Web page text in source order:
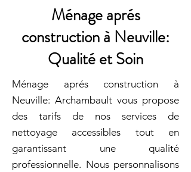
Ménage aprés
construction à Neuville:
Qualité et Soin
Ménage aprés construction à
Neuville: Archambault vous propose
des tarifs de nos services de
nettoyage accessibles tout en
garantissant une qualité
professionnelle. Nous personnalisons